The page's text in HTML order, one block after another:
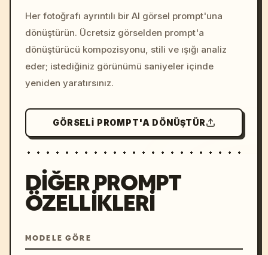
colors, 8k --v 6.0
Her fotoğrafı ayrıntılı bir AI görsel prompt'una
dönüştürün. Ücretsiz görselden prompt'a
dönüştürücü kompozisyonu, stili ve ışığı analiz
eder; istediğiniz görünümü saniyeler içinde
yeniden yaratırsınız.
GÖRSELI PROMPT'A DÖNÜŞTÜR
DIĞER PROMPT
ÖZELLIKLERI
MODELE GÖRE